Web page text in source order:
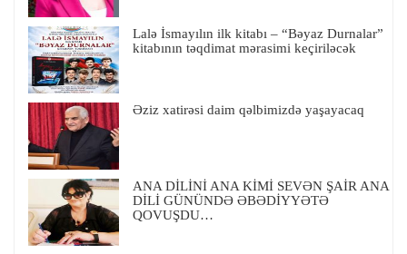
Lalə İsmayılın ilk kitabı – “Bəyaz Durnalar”
kitabının təqdimat mərasimi keçiriləcək
Əziz xatirəsi daim qəlbimizdə yaşayacaq
ANA DİLİNİ ANA KİMİ SEVƏN ŞAİR ANA
DİLİ GÜNÜNDƏ ƏBƏDİYYƏTƏ
QOVUŞDU…